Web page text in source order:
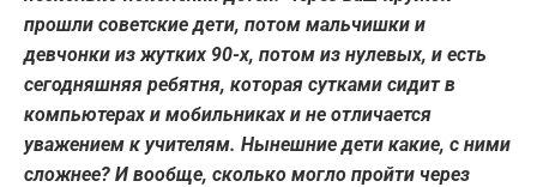
прошли советские дети, потом мальчишки и
девчонки из жутких 90-х, потом из нулевых, и есть
сегодняшняя ребятня, которая сутками сидит в
компьютерах и мобильниках и не отличается
уважением к учителям. Нынешние дети какие, с ними
сложнее? И вообще, сколько могло пройти через